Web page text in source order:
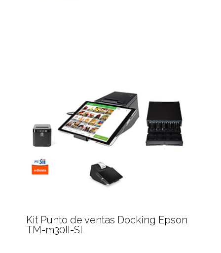
Kit Punto de ventas Docking Epson
TM-m30II-SL